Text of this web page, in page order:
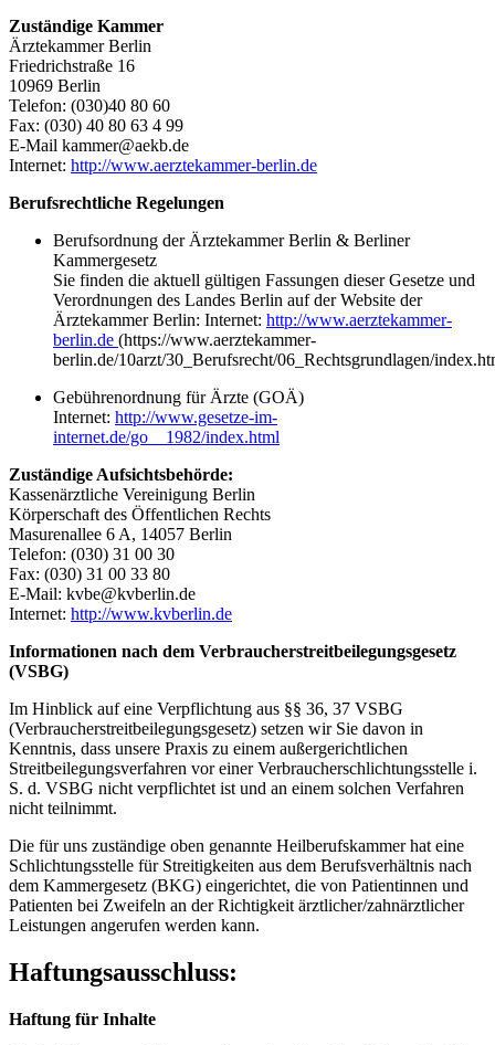
Zuständige Kammer
Ärztekammer Berlin
Friedrichstraße 16
10969 Berlin
Telefon: (030)40 80 60
Fax: (030) 40 80 63 4 99
E-Mail kammer@aekb.de
Internet: http://www.aerztekammer-berlin.de
Berufsrechtliche Regelungen
Berufsordnung der Ärztekammer Berlin & Berliner
Kammergesetz
Sie finden die aktuell gültigen Fassungen dieser Gesetze und
Verordnungen des Landes Berlin auf der Website der
Ärztekammer Berlin: Internet: http://www.aerztekammer-
berlin.de (https://www.aerztekammer-
berlin.de/10arzt/30_Berufsrecht/06_Rechtsgrundlagen/
Gebührenordnung für Ärzte (GOÄ)
Internet: http://www.gesetze-im-
internet.de/go__1982/index.html
Zuständige Aufsichtsbehörde:
Kassenärztliche Vereinigung Berlin
Körperschaft des Öffentlichen Rechts
Masurenallee 6 A, 14057 Berlin
Telefon: (030) 31 00 30
Fax: (030) 31 00 33 80
E-Mail: kvbe@kvberlin.de
Internet: http://www.kvberlin.de
Informationen nach dem Verbraucherstreitbeilegungsgesetz
(VSBG)
Im Hinblick auf eine Verpflichtung aus §§ 36, 37 VSBG
(Verbraucherstreitbeilegungsgesetz) setzen wir Sie davon in
Kenntnis, dass unsere Praxis zu einem außergerichtlichen
Streitbeilegungsverfahren vor einer Verbraucherschlichtungsstelle i.
S. d. VSBG nicht verpflichtet ist und an einem solchen Verfahren
nicht teilnimmt.
Die für uns zuständige oben genannte Heilberufskammer hat eine
Schlichtungsstelle für Streitigkeiten aus dem Berufsverhältnis nach
dem Kammergesetz (BKG) eingerichtet, die von Patientinnen und
Patienten bei Zweifeln an der Richtigkeit ärztlicher/zahnärztlicher
Leistungen angerufen werden kann.
Haftungsausschluss:
Haftung für Inhalte